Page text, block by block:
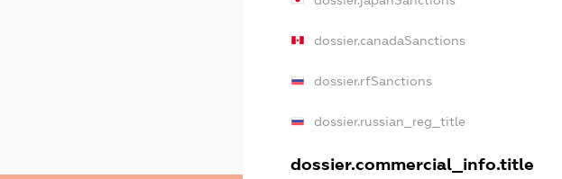
dossier.canadaSanctions
dossier.rfSanctions
dossier.russian_reg_title
dossier.commercial_info.title